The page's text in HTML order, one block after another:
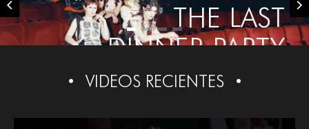
THE LAST
DINNER PARTY
VIDEOS RECIENTES